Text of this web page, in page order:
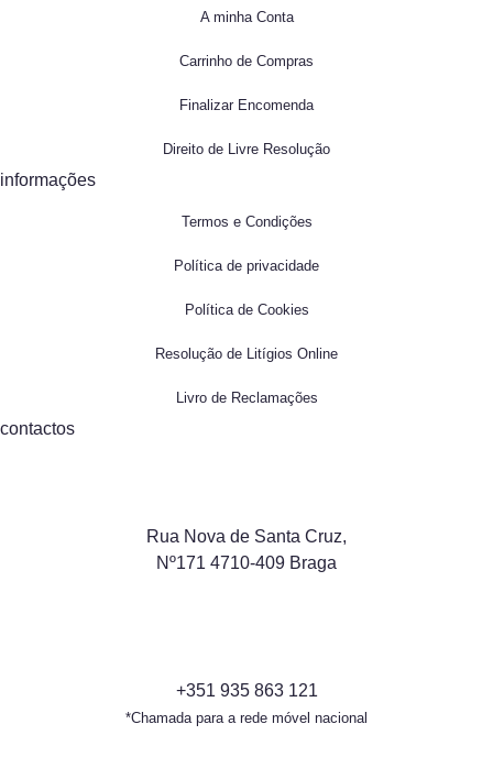
A minha Conta
Carrinho de Compras
Finalizar Encomenda
Direito de Livre Resolução
informações
Termos e Condições
Política de privacidade
Política de Cookies
Resolução de Litígios Online
Livro de Reclamações
contactos
Rua Nova de Santa Cruz,
Nº171 4710-409 Braga
+351 935 863 121
*Chamada para a rede móvel nacional